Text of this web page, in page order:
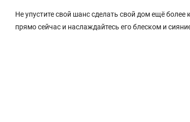
Не упустите свой шанс сделать свой дом ещё
прямо сейчас и наслаждайтесь его блеском и